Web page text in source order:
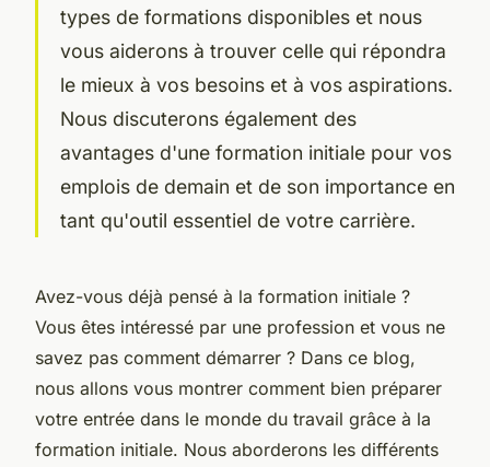
types de formations disponibles et nous
vous aiderons à trouver celle qui répondra
le mieux à vos besoins et à vos aspirations.
Nous discuterons également des
avantages d'une formation initiale pour vos
emplois de demain et de son importance en
tant qu'outil essentiel de votre carrière.
Avez-vous déjà pensé à la formation initiale ?
Vous êtes intéressé par une profession et vous ne
savez pas comment démarrer ? Dans ce blog,
nous allons vous montrer comment bien préparer
votre entrée dans le monde du travail grâce à la
formation initiale. Nous aborderons les différents